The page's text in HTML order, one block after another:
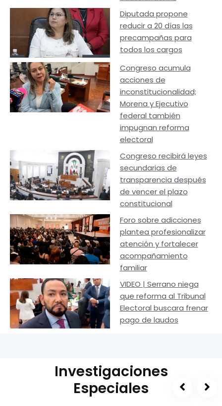
Diputada propone
reducir a 20 días las
precampañas para
todos los cargos
Congreso acumula
acciones de
inconstitucionalidad;
Morena y Ejecutivo
federal también
impugnan reforma
electoral
Congreso recibirá leyes
secundarias de
transparencia después
de vencer el plazo
constitucional
Foro sobre adicciones
plantea profesionalizar
atención y fortalecer
acompañamiento
familiar
VIDEO | Serrano niega
que reforma al Tribunal
Electoral buscara frenar
pago de laudos
Investigaciones
Especiales